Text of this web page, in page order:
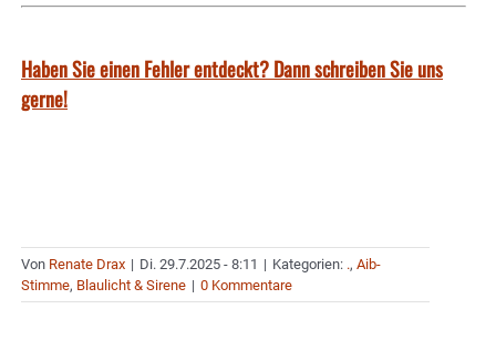
Haben Sie einen Fehler entdeckt? Dann schreiben Sie uns
gerne!
Von Renate Drax | Di. 29.7.2025 - 8:11 | Kategorien: ., Aib-
Stimme, Blaulicht & Sirene | 0 Kommentare